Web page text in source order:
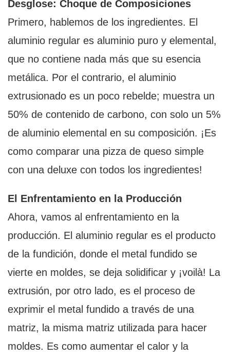
Desglose: Choque de Composiciones
Primero, hablemos de los ingredientes. El
aluminio regular es aluminio puro y elemental,
que no contiene nada más que su esencia
metálica. Por el contrario, el aluminio
extrusionado es un poco rebelde; muestra un
50% de contenido de carbono, con solo un 5%
de aluminio elemental en su composición. ¡Es
como comparar una pizza de queso simple
con una deluxe con todos los ingredientes!
El Enfrentamiento en la Producción
Ahora, vamos al enfrentamiento en la
producción. El aluminio regular es el producto
de la fundición, donde el metal fundido se
vierte en moldes, se deja solidificar y ¡voilà! La
extrusión, por otro lado, es el proceso de
exprimir el metal fundido a través de una
matriz, la misma matriz utilizada para hacer
moldes. Es como aumentar el calor y la